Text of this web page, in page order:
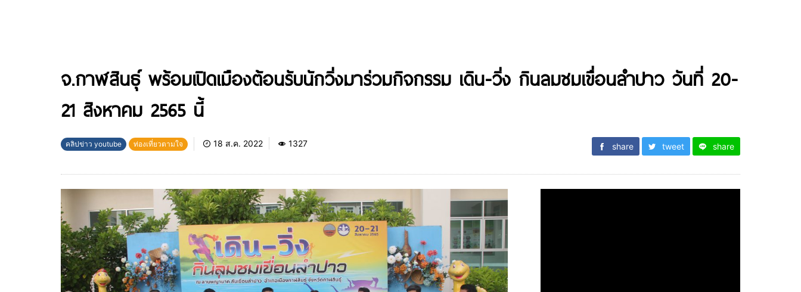
จ.กาฬสินธุ์ พร้อมเปิดเมืองต้อนรับนักวิ่งมาร่วมกิจกรรม เดิน-วิ่ง กินลมชมเขื่อนลำปาว วันที่ 20-
21 สิงหาคม 2565 นี้
คลิปข่าว youtube ท่องเที่ยวตามใจ 18 ส.ค. 2022 1327 share tweet share